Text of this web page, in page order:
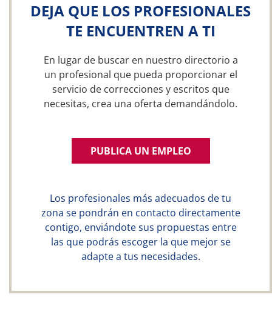
DEJA QUE LOS PROFESIONALES
TE ENCUENTREN A TI
En lugar de buscar en nuestro directorio a
un profesional que pueda proporcionar el
servicio de correcciones y escritos que
necesitas, crea una oferta demandándolo.
PUBLICA UN EMPLEO
Los profesionales más adecuados de tu
zona se pondrán en contacto directamente
contigo, enviándote sus propuestas entre
las que podrás escoger la que mejor se
adapte a tus necesidades.